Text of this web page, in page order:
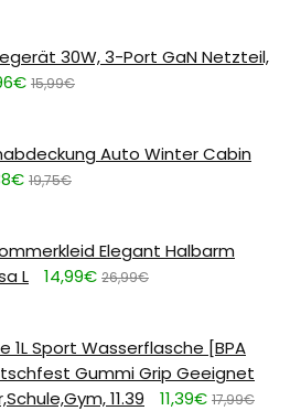
30W, 3-Port GaN Netzteil,
15,99€
Auto Winter Cabin
19,75€
Elegant Halbarm
L
14,99€ 26,99€
1L Sport Wasserflasche [BPA
Gummi Grip Geeignet
11.39
11,39€ 17,99€